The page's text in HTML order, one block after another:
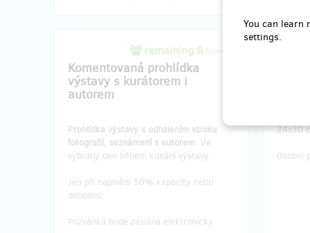
You can learn
settings.
remaining 6 from 10
Komentovaná prohlídka
výstavy s kurátorem i
autorem
Prohlídka výstavy s odhalením vzniku
fotografií, seznámení s autorem. Ve
vybraný den během konání výstavy.
Jen při naplnění 50% kapacity nebo
dohodou.
Pozvánka bude zaslána elektronicky.
24x30
Osobní